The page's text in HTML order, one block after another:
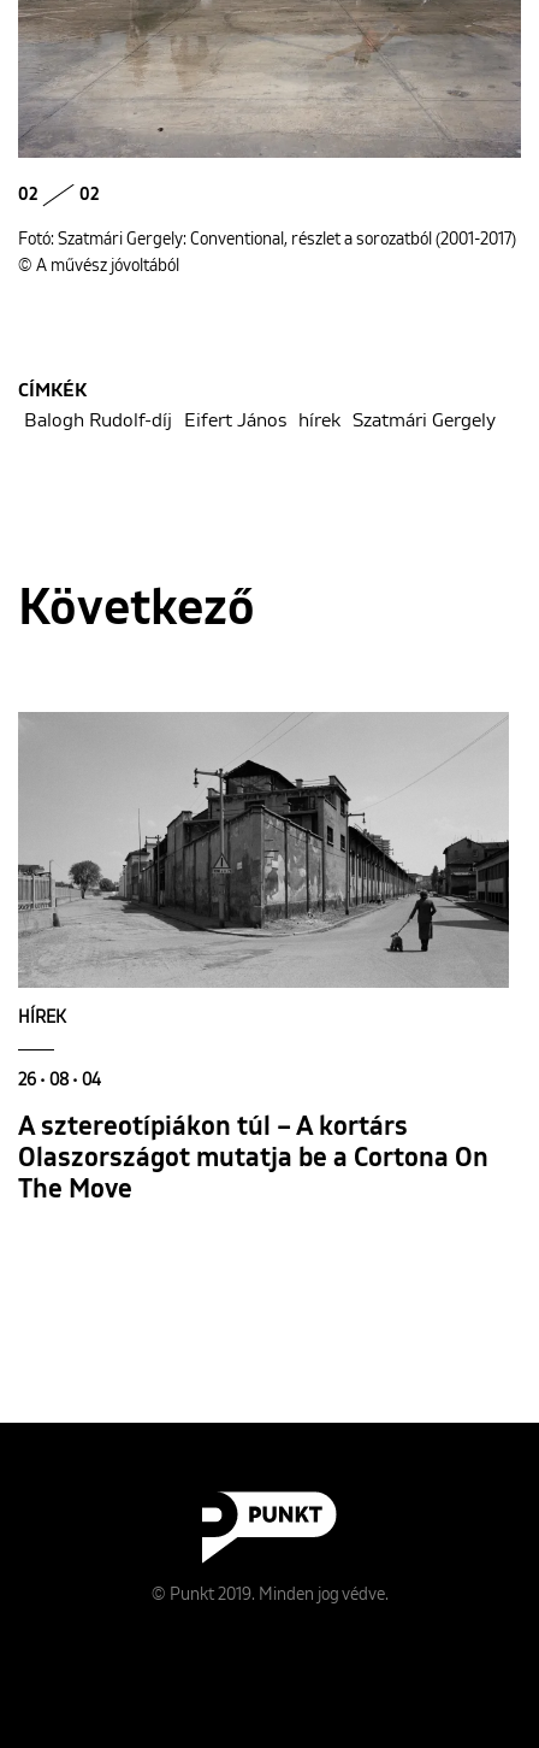
02 02
Fotó: Szatmári Gergely: Conventional, részlet a sorozatból (2001-2017)
© A művész jóvoltából
CÍMKÉK
Balogh Rudolf-díj
Eifert János hírek Szatmári Gergely
Következő
HÍREK
26 • 08 • 04
A sztereotípiákon túl – A kortárs
Olaszországot mutatja be a Cortona On
The Move
© Punkt 2019. Minden jog védve.